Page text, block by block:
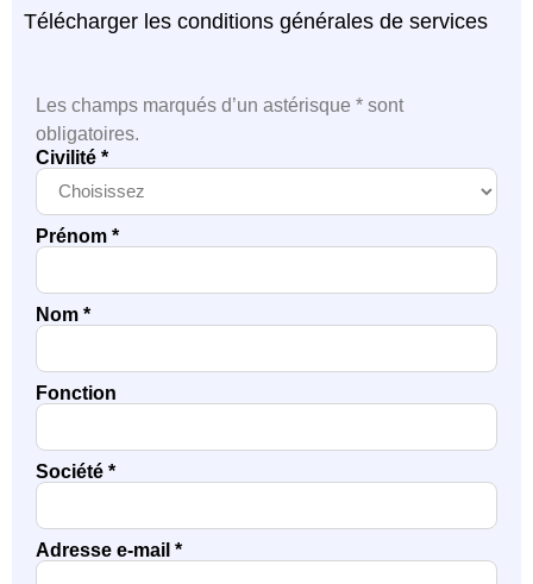
Télécharger les conditions générales de services
Les champs marqués d’un astérisque * sont
obligatoires.
Civilité *
Prénom *
Nom *
Fonction
Société *
Adresse e-mail *